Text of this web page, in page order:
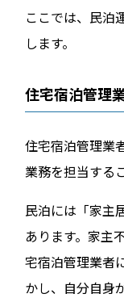
ここでは、民泊
します。
住宅宿泊管理
住宅宿泊管理業
業務を担当する
民泊には「家主
あります。家主
宅宿泊管理業者
かし、自分自身